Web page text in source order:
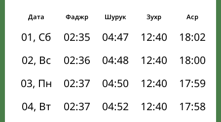
Дата Фаджр Шурук Зухр Аср
01, Сб 02:35 04:47 12:40 18:02
02, Вс
02:36 04:48 12:40 18:00
03, Пн
02:37 04:50 12:40 17:59
04, Вт
02:37 04:52 12:40 17:58